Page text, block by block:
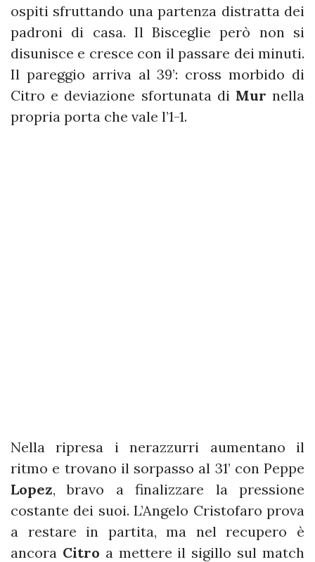
ospiti sfruttando una partenza distratta dei
padroni di casa. Il Bisceglie però non si
disunisce e cresce con il passare dei minuti.
Il pareggio arriva al 39’: cross morbido di
Citro e deviazione sfortunata di Mur nella
propria porta che vale l’1-1.
Nella ripresa i nerazzurri aumentano il
ritmo e trovano il sorpasso al 31’ con Peppe
Lopez, bravo a finalizzare la pressione
costante dei suoi. L’Angelo Cristofaro prova
a restare in partita, ma nel recupero è
ancora Citro a mettere il sigillo sul match